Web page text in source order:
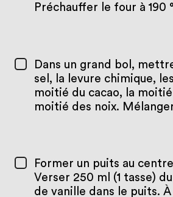
Préchauffer le four à 190
Dans un grand bol,
sel, la levure chimique,
moitié du cacao, la
moitié des noix.
Former un puits au
Verser 250 ml (1 tasse)
de vanille dans le puits. À